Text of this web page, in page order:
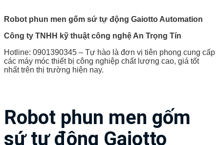
Robot phun men gốm sứ tự động Gaiotto Automation
Công ty TNHH kỹ thuật công nghệ An Trọng Tín
Hotline: 0901390345 – Tự hào là đơn vị tiên phong cung cấp
các máy móc thiết bị công nghiệp chất lượng cao, giá tốt
nhất trên thị trường hiện nay.
Robot phun men gốm
sứ tự động Gaiotto